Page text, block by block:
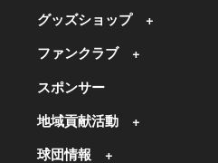
グッズショップ
ファンクラブ
スポンサー
地域貢献活動
球団情報